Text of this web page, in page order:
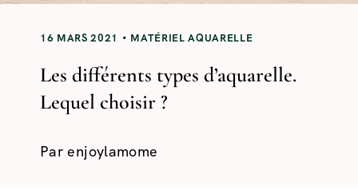
16 MARS 2021 MATÉRIEL AQUARELLE
Les différents types d’aquarelle.
Lequel choisir ?
Parenjoylamome